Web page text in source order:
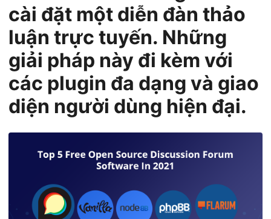
cài đặt một diễn đàn thảo
luận trực tuyến. Những
giải pháp này đi kèm với
các plugin đa dạng và giao
diện người dùng hiện đại.